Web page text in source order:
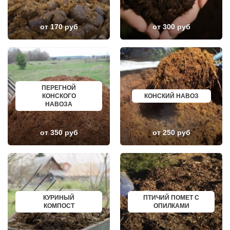
НЕКРАСОВКА
НЕКРАСОВСКИЙ
НЕМЧИНОВКА
НИЖНЕЕ ВАЛУЕВО
НОВИНКИ
НОВОИВАНОВСКОЕ
НОВОПЕТРОВСКОЕ
НОВОПОДРЕЗКОВО
НОВОСИНЬКОВО
НОГИНСК
ОБОЛЕНСК
ОБУХОВО
ОДИНЦОВО
ОЖЕРЕЛЬЕ
ОКТЯБРЬСКИЙ
ОПАЛИХА
ОРЕХОВО-ЗУЕВО
ПАВЛОВСКАЯ СЛОБОДА
ПАВЛОВСКИЙ ПОСАД
ПЕНИНО
ПЕРВОМАЙСКОЕ
ПЕРЕСВЕТ
ПЕСКИ
ПИРОГОВСКИЙ
ПОВАРОВО
ПОДОЛЬСК
ИЗБЕРБАШ
НАЗРАНЬ
АБИНСК
ПЕРЕВОЗ
ИСКИТИМ
КЫЗЫЛ
МИХАЙЛОВКА
АКСАЙ
ПЕРЕСЛАВЛЬ ЗАЛЕССКИЙ
ЖУКОВ
КУРЧАТОВ
УГЛИЧ
ШЕБЕКИНО
БЕЛОВО
СОКОЛ
ОЗЕРСК
ОКТЯБРЬСК
КОТЛАС
УСТЬ ИЛИМСК
ШАДРИНСК
ДАНКОВ
МИЧУРИНСК
ВЯЗНИКИ
ГОРОДЕЦ
САСОВО
СУХОЙ ЛОГ
от 170 руб от 300 руб
ПЕРЕГНОЙ
КОНСКОГО
НАВОЗА
от 350 руб
КОНСКИЙ НАВОЗ
от 250 руб
КУРИНЫЙ
КОМПОСТ
ПТИЧИЙ ПОМЕТ С
ОПИЛКАМИ